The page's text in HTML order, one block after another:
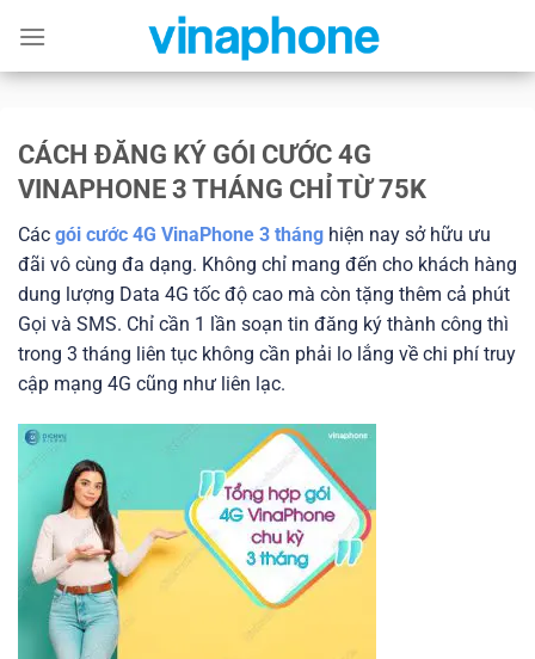
content
CÁCH ĐĂNG KÝ GÓI CƯỚC 4G
VINAPHONE 3 THÁNG CHỈ TỪ 75K
Các gói cước 4G VinaPhone 3 tháng hiện nay sở hữu ưu
đãi vô cùng đa dạng. Không chỉ mang đến cho khách hàng
dung lượng Data 4G tốc độ cao mà còn tặng thêm cả phút
Gọi và SMS. Chỉ cần 1 lần soạn tin đăng ký thành công thì
trong 3 tháng liên tục không cần phải lo lắng về chi phí truy
cập mạng 4G cũng như liên lạc.